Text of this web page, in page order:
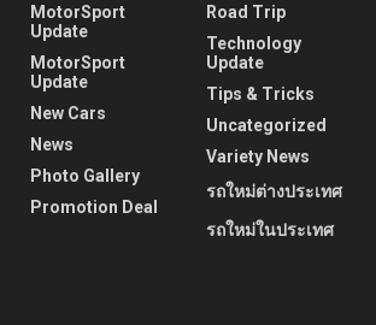
MotorSport
Update
MotorSport
Update
New Cars
News
Photo Gallery
Promotion Deal
Road Trip
Technology
Update
Tips & Tricks
Uncategorized
Variety News
รถใหม่ต่างประเทศ
รถใหม่ในประเทศ